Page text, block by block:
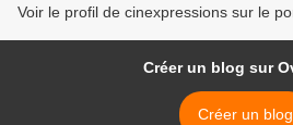
Voir le profil de cinexpressions sur le
Créer un blog sur
Créer un blog